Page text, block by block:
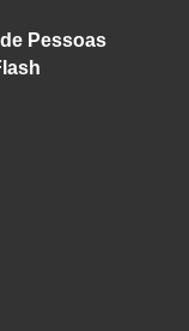
Pessoas